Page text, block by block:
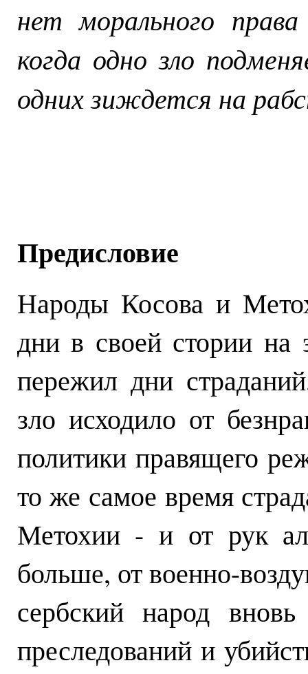
нет морального
когда одно зло
одних зиждется на
Предисловие
Народы Косова и
дни в своей стории на
пережил дни
зло исходило от
политики правящего
то же самое время
Метохии - и от рук
больше, от военно-
сербский народ
преследований и